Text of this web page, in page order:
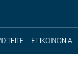
ΕΠΙΚΟΙΝΩΝΙΑ